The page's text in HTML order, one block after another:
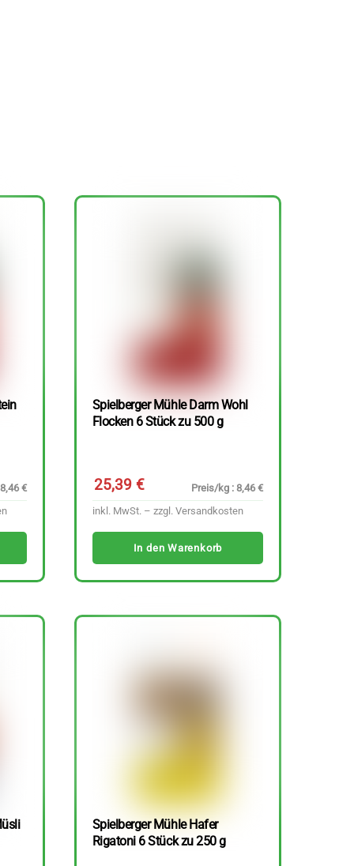
€
Spielberger Mühle Darm Wohl
Flocken 6 Stück zu 500 g
25,39€
Preis/kg : 8,46 €
inkl. MwSt. – zzgl. Versandkosten
In den Warenkorb
Spielberger Mühle Hafer
Rigatoni 6 Stück zu 250 g